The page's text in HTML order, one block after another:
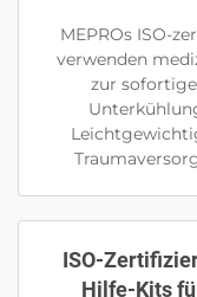
MEPROs ISO-
verwenden
zur
ISO-
Hilfe-Kits